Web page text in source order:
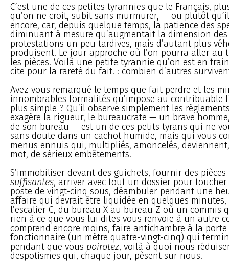
C’est une de ces petites tyrannies que le Français,
qu’on ne croit, subit sans murmurer, — ou plutôt
encore, car, depuis quelque temps, la patience des
diminuant à mesure qu’augmentait la dimension des
protestations un peu tardives, mais d’autant plus
produisent. Le jour approche où l’on pourra aller au
les pièces. Voilà une petite tyrannie qu’on est en
cite pour la rareté du fait. : combien d’autres
Avez-vous remarqué le temps que fait perdre et les
innombrables formalités qu’impose au contribuable
plus simple ? Qu’il observe simplement les
exagère la rigueur, le bureaucrate — un brave
de son bureau — est un de ces petits tyrans qui ne
sans doute dans un cachot humide, mais qui vous
menus ennuis qui, multipliés, amoncelés,
mot, de sérieux embêtements.
S’immobiliser devant des guichets, fournir des pièces
suffisantes, arriver avec tout un dossier pour
poste de vingt-cinq sous, déambuler pendant une
affaire qui devrait être liquidée en quelques minutes,
l’escalier C, du bureau X au bureau Z où un commis
rien à ce que vous lui dites vous renvoie à un autre
comprend encore moins, faire antichambre à la
fonctionnaire (un mètre quatre-vingt-cinq) qui
pendant que vous poirotez, voilà à quoi nous
despotismes qui, chaque jour, pèsent sur nous.